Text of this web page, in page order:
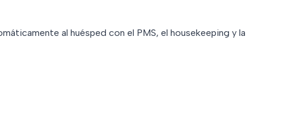
al huésped con el PMS, el housekeeping y la